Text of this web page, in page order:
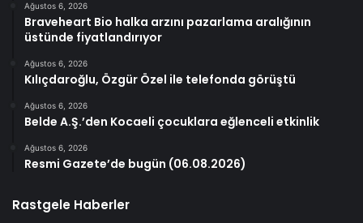
Ağustos 6, 2026
Braveheart Bio halka arzını pazarlama aralığının
üstünde fiyatlandırıyor
Ağustos 6, 2026
Kılıçdaroğlu, Özgür Özel ile telefonda görüştü
Ağustos 6, 2026
Belde A.Ş.’den Kocaeli çocuklara eğlenceli etkinlik
Ağustos 6, 2026
Resmi Gazete’de bugün (06.08.2026)
Rastgele Haberler